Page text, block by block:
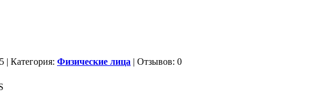
| Категория: Физические лица | Отзывов: 0